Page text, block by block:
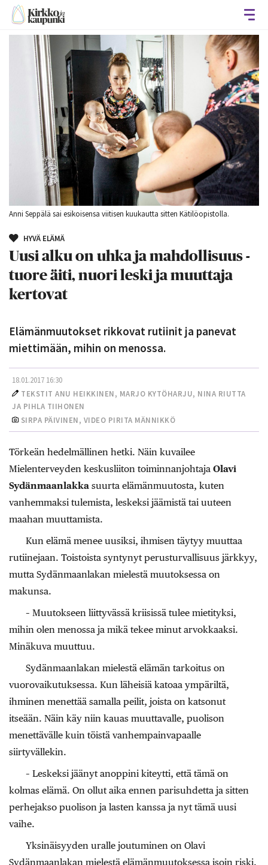
Anni Seppälä sai esikoisensa viitisen kuukautta sitten Kätilöopistolla.
HYVÄ ELÄMÄ
Uusi alku on uhka ja mahdollisuus -
tuore äiti, nuori leski ja muuttaja
kertovat
Elämänmuutokset rikkovat rutiinit ja panevat
miettimään, mihin on menossa.
18.01.2017 16:30
TEKSTIT ANU HEIKKINEN, MARJO KYTÖHARJU, NINA RIUTTA
JA PIHLA TIIHONEN
SIRPA PÄIVINEN, VIDEO PIRITA MÄNNIKKÖ
Törkeän hedelmällinen hetki. Näin kuvailee
Mielenterveyden keskusliiton toiminnanjohtaja Olavi
Sydänmaanlakka suurta elämänmuutosta, kuten
vanhemmaksi tulemista, leskeksi jäämistä tai uuteen
maahan muuttamista.
Kun elämä menee uusiksi, ihmisen täytyy muuttaa
rutiinejaan. Toistoista syntynyt perusturvallisuus järkkyy,
mutta Sydänmaanlakan mielestä muutoksessa on
makunsa.
– Muutokseen liittyvässä kriisissä tulee mietityksi,
mihin olen menossa ja mikä tekee minut arvokkaaksi.
Minäkuva muuttuu.
Sydänmaanlakan mielestä elämän tarkoitus on
vuorovaikutuksessa. Kun läheisiä katoaa ympäriltä,
ihminen menettää samalla peilit, joista on katsonut
itseään. Näin käy niin kauas muuttavalle, puolison
menettävälle kuin töistä vanhempainvapaalle
siirtyvällekin.
– Leskeksi jäänyt anoppini kiteytti, että tämä on
kolmas elämä. On ollut aika ennen parisuhdetta ja sitten
perhejakso puolison ja lasten kanssa ja nyt tämä uusi
vaihe.
Yksinäisyyden uralle joutuminen on Olavi
Sydänmaanlakan mielestä elämänmuutoksessa isoin riski.